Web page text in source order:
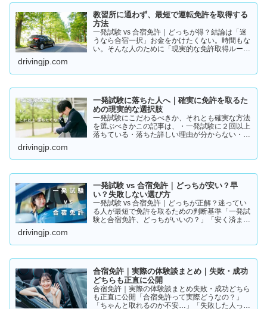
教習所に通わず、最短で運転免許を取得する
方法
一発試験 vs 合宿免許｜どっちが得？結論は「迷
うなら合宿一択」お金をかけたくない。時間もな
い。そんな人のために「現実的な免許取得ルー
2つです。・一発試験…
drivingjp.com
一発試験に落ちた人へ｜確実に免許を取るた
めの現実的な選択肢
一発試験にこだわるべきか、それとも確実な方法
を選ぶべきかこの記事は、・一発試験に２回以上
落ちている・落ちた詳しい理由が分からない・こ
らに何回も落ちる・数…
drivingjp.com
一発試験 vs 合宿免許｜どっちが安い？早
い？失敗しない選び方
一発試験 vs 合宿免許｜どっちが正解？迷ってい
る人が最短で免許を取るための判断基準「一発試
験と合宿免許、どっちがいいの？」「安く済ませ
と、人によって最適…
drivingjp.com
合宿免許｜実際の体験談まとめ｜失敗・成功
どちらも正直に公開
合宿免許｜実際の体験談まとめ失敗・成功どちら
も正直に公開「合宿免許って実際どうなの？」
「ちゃんと取れるのか不安…」「失敗した人って